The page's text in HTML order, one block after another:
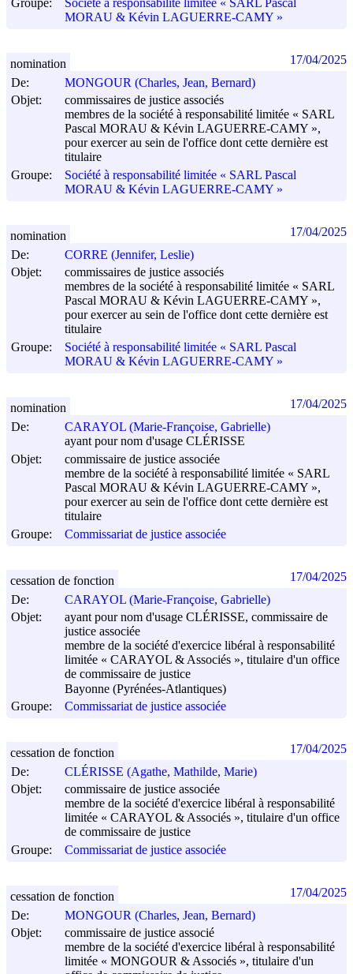
Groupe:
Société à responsabilité limitée « SARL Pascal
MORAU & Kévin LAGUERRE-CAMY »
De:
MONGOUR (Charles, Jean, Bernard)
Objet:
commissaires de justice associés
membres de la société à responsabilité limitée « SARL
Pascal MORAU & Kévin LAGUERRE-CAMY »,
pour exercer au sein de l'office dont cette dernière est
titulaire
Groupe:
Société à responsabilité limitée « SARL Pascal
MORAU & Kévin LAGUERRE-CAMY »
nomination 17/04/2025
De:
CORRE (Jennifer, Leslie)
Objet:
commissaires de justice associés
membres de la société à responsabilité limitée « SARL
Pascal MORAU & Kévin LAGUERRE-CAMY »,
pour exercer au sein de l'office dont cette dernière est
titulaire
Groupe:
Société à responsabilité limitée « SARL Pascal
MORAU & Kévin LAGUERRE-CAMY »
nomination 17/04/2025
De:
CARAYOL (Marie-Françoise, Gabrielle)
ayant pour nom d'usage CLÉRISSE
Objet:
commissaire de justice associée
membre de la société à responsabilité limitée « SARL
Pascal MORAU & Kévin LAGUERRE-CAMY »,
pour exercer au sein de l'office dont cette dernière est
titulaire
Groupe:
Commissariat de justice associée
nomination 17/04/2025
De:
CARAYOL (Marie-Françoise, Gabrielle)
Objet:
ayant pour nom d'usage CLÉRISSE, commissaire de
justice associée
membre de la société d'exercice libéral à responsabilité
limitée « CARAYOL & Associés », titulaire d'un office
de commissaire de justice
Bayonne (Pyrénées-Atlantiques)
Groupe:
Commissariat de justice associée
cessation de fonction 17/04/2025
De:
CLÉRISSE (Agathe, Mathilde, Marie)
Objet:
commissaire de justice associée
membre de la société d'exercice libéral à responsabilité
limitée « CARAYOL & Associés », titulaire d'un office
de commissaire de justice
Groupe:
Commissariat de justice associée
cessation de fonction 17/04/2025
De:
MONGOUR (Charles, Jean, Bernard)
Objet:
commissaire de justice associé
membre de la société d'exercice libéral à responsabilité
limitée « MONGOUR & Associés », titulaire d'un
cessation de fonction 17/04/2025